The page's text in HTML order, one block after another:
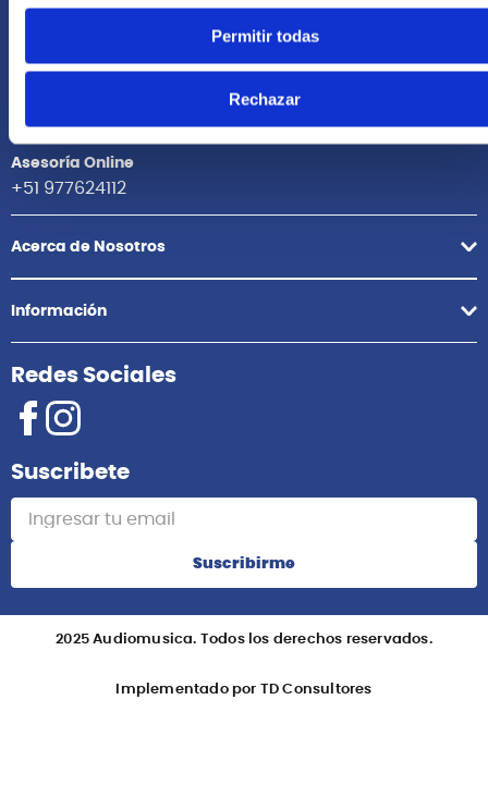
Permitir todas
Rechazar
+51 958418476
Asesoría Online
+51 977624112
Acerca de Nosotros
Información
Redes Sociales
Suscribete
Suscribirme
2025 Audiomusica. Todos los derechos reservados.
Implementado por TD Consultores